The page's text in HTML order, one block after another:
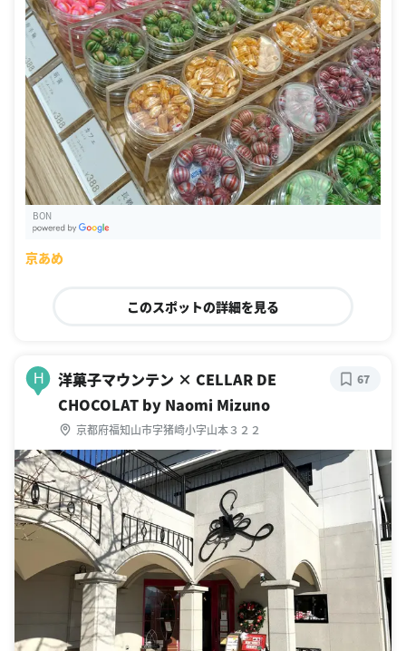
BON
京あめ
このスポットの詳細を見る
H
洋菓子マウンテン × CELLAR DE
CHOCOLAT by Naomi Mizuno
京都府福知山市字猪崎小字山本３２２
67